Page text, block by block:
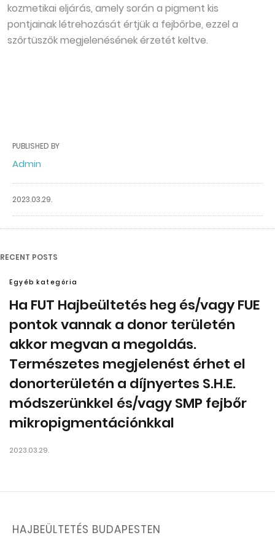
kozmetikai eljárás, amely során a pigment kis
pontjainak létrehozását értjük a fejbőrbe, ezzel a
szőrtüszők megjelenésének érzetét keltve.
PUBLISHED BY
Admin
2023.03.29.
RECENT POSTS
Egyéb kategória
Ha FUT Hajbeültetés heg és/vagy FUE
pontok vannak a donor területén
akkor megvan a megoldás.
Természetes megjelenést érhet el
donorterületén a díjnyertes S.H.E.
módszerünkkel és/vagy SMP fejbőr
mikropigmentációnkkal
2023.03.29.
HAJBEÜLTETÉS BUDAPESTEN